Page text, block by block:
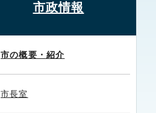
市政情報
市の概要・紹介
市長室